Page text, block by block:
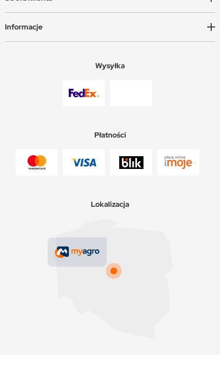
Informacje
Wysyłka
Płatności
Lokalizacja